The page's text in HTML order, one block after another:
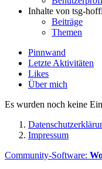
Inhalte von tsg-
Beiträge
Themen
Pinnwand
Letzte Aktivitäten
Likes
Über mich
Es wurden noch keine
Impressum
Community-Software: